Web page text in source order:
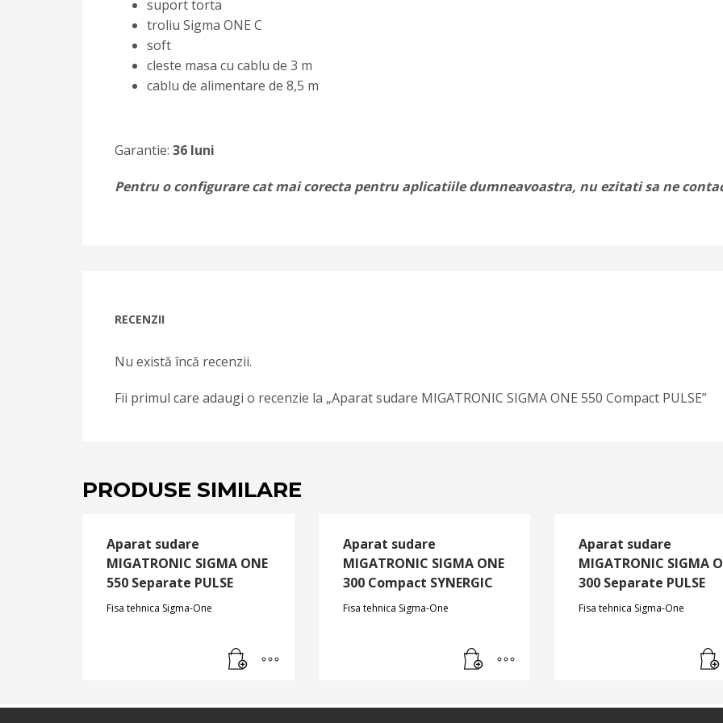
suport torta
troliu Sigma ONE C
soft
cleste masa cu cablu de 3 m
cablu de alimentare de 8,5 m
Garantie: 36 luni
Pentru o configurare cat mai corecta pentru aplicatiile dumneavoastra, nu ezitati sa ne
RECENZII
Nu există încă recenzii.
Fii primul care adaugi o recenzie la „Aparat sudare MIGATRONIC SIGMA ONE 550 Compact PULSE”
PRODUSE SIMILARE
Aparat sudare
MIGATRONIC SIGMA ONE
550 Separate PULSE
Fisa tehnica Sigma-One
Aparat sudare
MIGATRONIC SIGMA ONE
300 Compact SYNERGIC
Fisa tehnica Sigma-One
Aparat sudare
MIGATRONIC SIGMA
300 Separate PULSE
Fisa tehnica Sigma-One